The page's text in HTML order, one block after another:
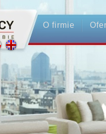
O firmie
Transakcji -